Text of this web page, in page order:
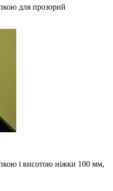
для прозорий
і висотою ніжки 100 мм,